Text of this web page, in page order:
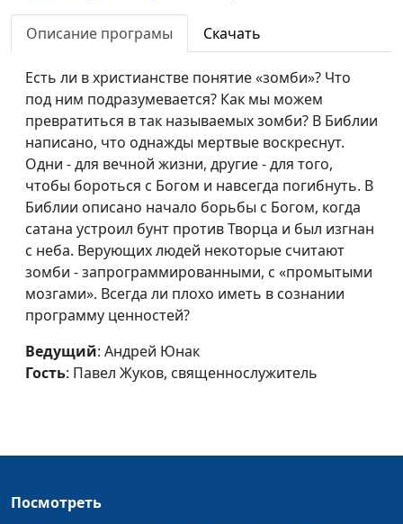
священнослужитель
Перфекционизм -
проблема или нет?
Андрей Юнак, Павел
Жуков,
священнослужитель
Встретить смерть
спокойно
Алексей Бритов,
Андрей Скворцов,
священнослужитель
Нужно ли быть другом
для своего ребенка?
Алексей Бритов,
Андрей Скворцов,
священнослужитель
#515
Религия - для слабаков?
Описание програмы Скачать
Есть ли в христианстве понятие «зомби»? Что
под ним подразумевается? Как мы можем
превратиться в так называемых зомби? В Библии
написано, что однажды мертвые воскреснут.
Одни - для вечной жизни, другие - для того,
чтобы бороться с Богом и навсегда погибнуть. В
Библии описано начало борьбы с Богом, когда
сатана устроил бунт против Творца и был изгнан
с неба. Верующих людей некоторые считают
зомби - запрограммированными, с «промытыми
мозгами». Всегда ли плохо иметь в сознании
программу ценностей?
Ведущий: Андрей Юнак
Гость: Павел Жуков, священнослужитель
Посмотреть